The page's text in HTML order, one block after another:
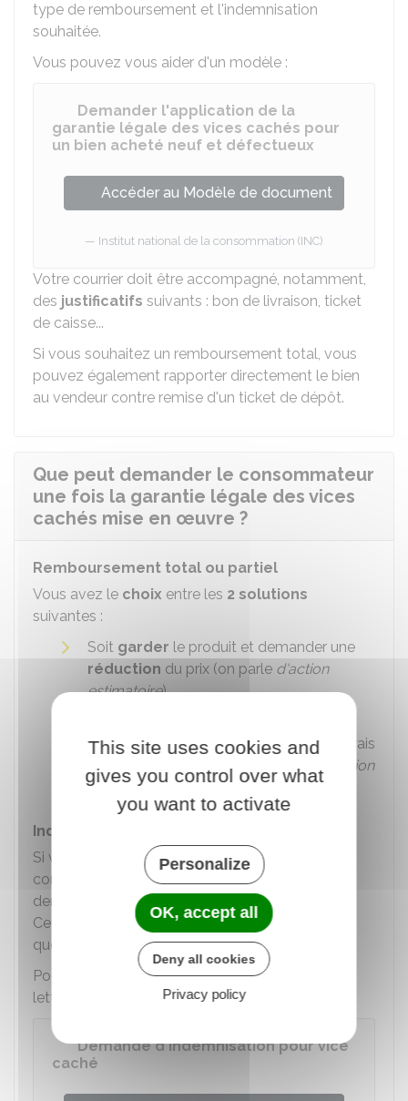
type de remboursement et l'indemnisation
souhaitée.
Vous pouvez vous aider d'un modèle :
Demander l'application de la
garantie légale des vices cachés pour
un bien acheté neuf et défectueux
Accéder au Modèle de document
Institut national de la consommation (INC)
Votre courrier doit être accompagné, notamment,
des justificatifs suivants : bon de livraison, ticket
de caisse...
Si vous souhaitez un remboursement total, vous
pouvez également rapporter directement le bien
au vendeur contre remise d'un ticket de dépôt.
Que peut demander le consommateur
une fois la garantie légale des vices
cachés mise en œuvre ?
Remboursement total ou partiel
Vous avez le choix entre les 2 solutions
suivantes :
Soit garder le produit et demander une
réduction du prix (on parle d'action
estimatoire)
remboursement du prix payé et des frais
occasionnés par la vente (on parle
d'action
rédhibitoire).
Indemnisation
Si vous estimez que le vendeurprofessionnel
connaissait le défaut, vous pouvez aussi
demander une indemnisation supplémentaire.
Cette demande peut être faite en même temps
que la demande de remboursement.
Pour ce faire, vous pouvez utiliser un modèle de
lettre :
Demande d'indemnisation pour vice
caché
This site uses cookies and
gives you control over what
you want to activate
Personalize
OK, accept all
Deny all cookies
Privacy policy